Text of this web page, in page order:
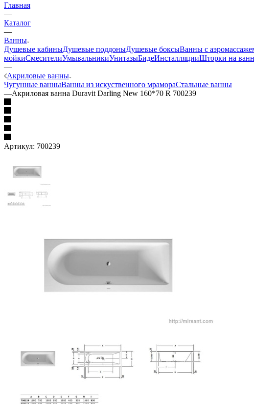
Главная
—
Каталог
—
Ванны
Душевые кабиныДушевые поддоныДушевые боксыВанны с
мойкиСмесителиУмывальникиУнитазыБидеИнсталляцииШторки на
—
Акриловые ванны
Чугунные ванныВанны из искуственного мрамораСтальные ванны
—Акриловая ванна Duravit Darling New 160*70 R 700239
Артикул: 700239